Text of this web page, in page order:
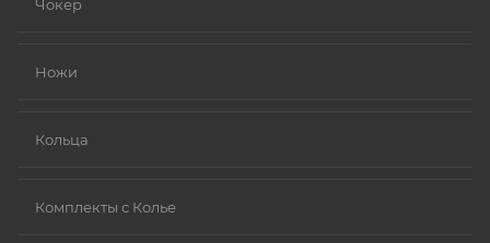
Чокер
Ножи
Кольца
Комплекты с Колье